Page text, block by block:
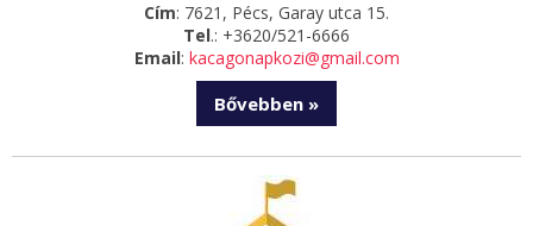
Cím: 7621, Pécs, Garay utca 15.
Tel.: +3620/521-6666
Email: kacagonapkozi@gmail.com
Bővebben »